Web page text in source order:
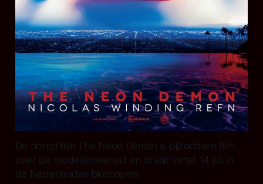
De horrorfilm The Neon Demon is bijzondere film
over de modellenwereld en draait vanaf 14 juli in
de Nederlandse bioscopen.